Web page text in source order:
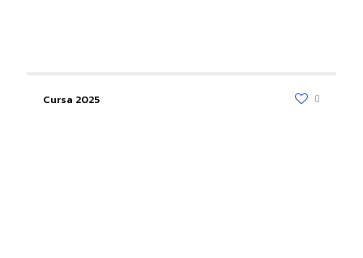
Cursa 2025 0